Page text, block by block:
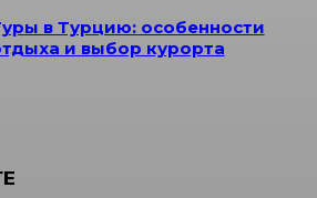
в Турцию: особенности
и выбор курорта